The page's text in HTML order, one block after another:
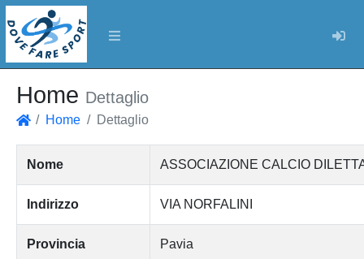
Home Dettaglio
Home Dettaglio
Nome ASSOCIAZIONE CALCIO
Indirizzo VIA NORFALINI
Provincia Pavia